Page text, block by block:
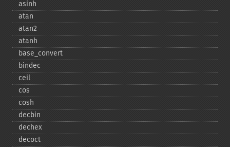
asinh
atan
atan2
atanh
base_​convert
bindec
ceil
cos
cosh
decbin
dechex
decoct